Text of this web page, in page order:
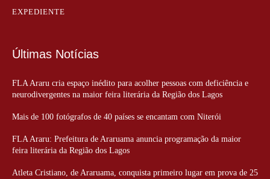
EXPEDIENTE
Últimas Notícias
FLA Araru cria espaço inédito para acolher pessoas com deficiência e
neurodivergentes na maior feira literária da Região dos Lagos
Mais de 100 fotógrafos de 40 países se encantam com Niterói
FLA Araru: Prefeitura de Araruama anuncia programação da maior
feira literária da Região dos Lagos
Atleta Cristiano, de Araruama, conquista primeiro lugar em prova de 25